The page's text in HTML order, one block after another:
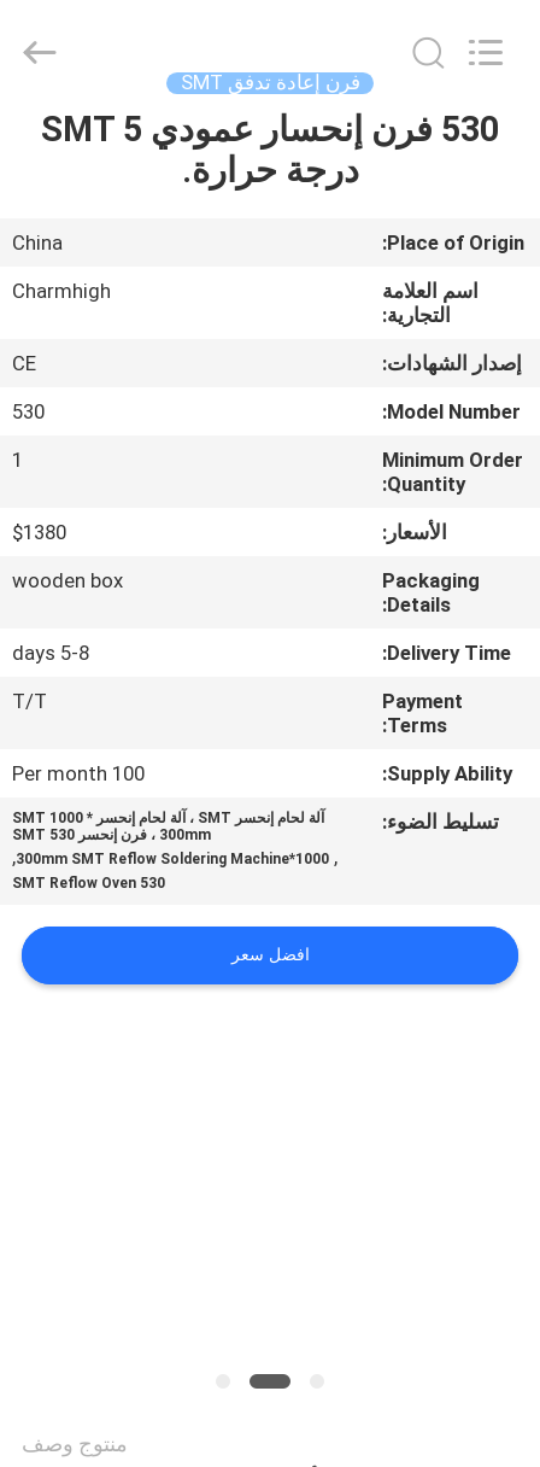
بيت
مقاطع
الفيديو
معلومات
عنا
مراقبة
الجودة
SHOPPING
ON
TECHNOLOGY
LIMITED.
Reserved.
فرن إعادة تدفق SMT
530 فرن إنحسار عمودي SMT 5
درجة حرارة.
Place of Origin:
China
اسم العلامة
التجارية:
Charmhigh
إصدار الشهادات:
CE
Model Number:
530
Minimum Order
Quantity:
1
الأسعار:
$1380
Packaging
Details:
wooden box
Delivery Time:
5-8 days
Payment
Terms:
T/T
Supply Ability:
100 Per month
تسليط الضوء:
آلة لحام إنحسر SMT ، آلة لحام إنحسر SMT 1000 *
300mm ، فرن إنحسر 530 SMT
,
1000*300mm SMT Reflow Soldering Machine
,
530 SMT Reflow Oven
افضل سعر
منتوج وصف